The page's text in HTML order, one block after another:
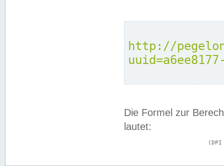
http://
Die Formel zur
lautet: